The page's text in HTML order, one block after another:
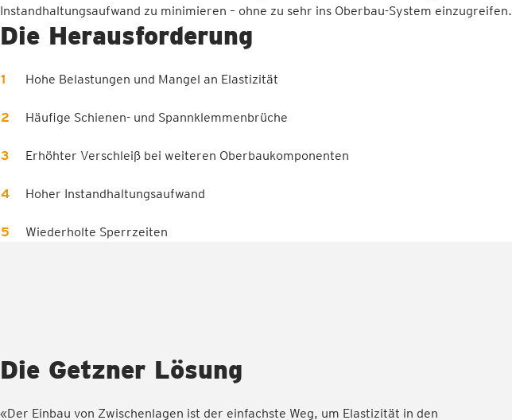
Instandhaltungsaufwand zu minimieren – ohne zu sehr ins Oberbau-System einzugreifen.
Die Herausforderung
Hohe Belastungen und Mangel an Elastizität
Häufige Schienen- und Spannklemmenbrüche
Erhöhter Verschleiß bei weiteren Oberbaukomponenten
Hoher Instandhaltungsaufwand
Wiederholte Sperrzeiten
Die Getzner Lösung
«Der Einbau von Zwischenlagen ist der einfachste Weg, um Elastizität in den